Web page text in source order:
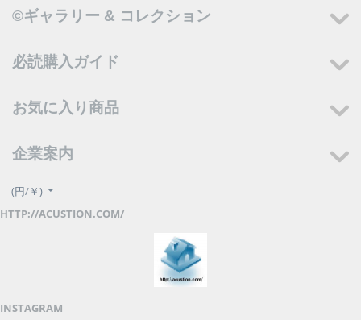
©ギャラリー & コレクション
必読購入ガイド
お気に入り商品
企業案内
(円/￥)
HTTP://ACUSTION.COM/
INSTAGRAM